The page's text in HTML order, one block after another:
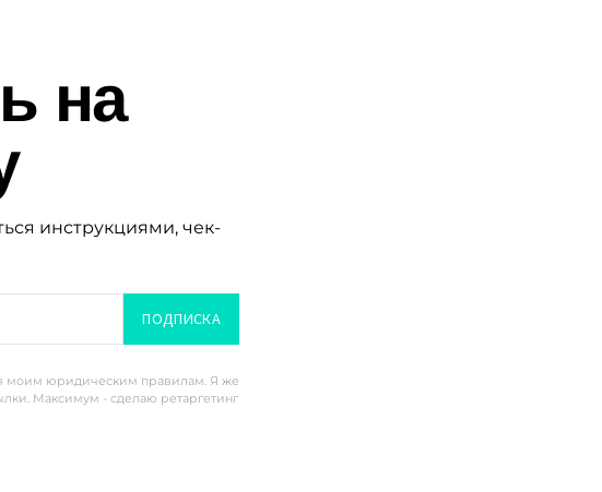
на
инструкциями, чек-
ПОДПИСКА
моим юридическим правилам. Я же
Максимум - сделаю ретаргетинг